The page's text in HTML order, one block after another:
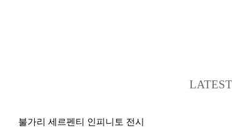
LATEST
불가리 세르펜티 인피니토 전시